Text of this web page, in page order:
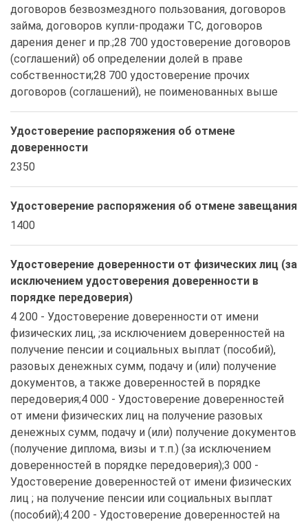
договоров безвозмездного пользования, договоров
займа, договоров купли-продажи ТС, договоров
дарения денег и пр.;28 700 удостоверение договоров
(соглашений) об определении долей в праве
собственности;28 700 удостоверение прочих
договоров (соглашений), не поименованных выше
Удостоверение распоряжения об отмене
доверенности
2350
Удостоверение распоряжения об отмене завещания
1400
Удостоверение доверенности от физических лиц (за
исключением удостоверения доверенности в
порядке передоверия)
4 200 - Удостоверение доверенности от имени
физических лиц, ;за исключением доверенностей на
получение пенсии и социальных выплат (пособий),
разовых денежных сумм, подачу и (или) получение
документов, а также доверенностей в порядке
передоверия;4 000 - Удостоверение доверенностей
от имени физических лиц на получение разовых
денежных сумм, подачу и (или) получение документов
(получение диплома, визы и т.п.) (за исключением
доверенностей в порядке передоверия);3 000 -
Удостоверение доверенностей от имени физических
лиц ; на получение пенсии или социальных выплат
(пособий);4 200 - Удостоверение доверенностей на